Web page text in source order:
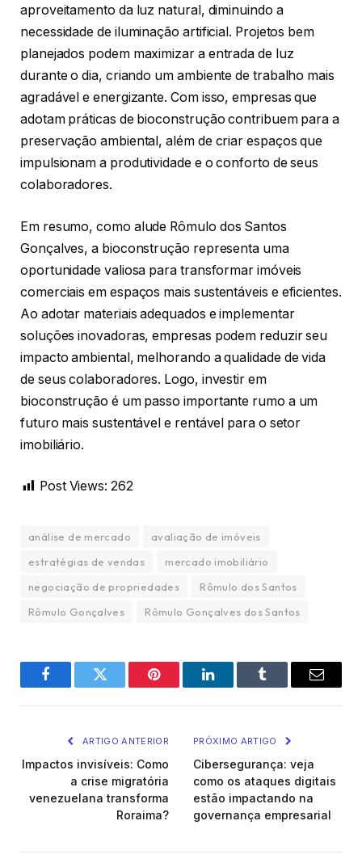
aproveitamento da luz natural, diminuindo a
necessidade de iluminação artificial. Projetos bem
planejados podem maximizar a entrada de luz
durante o dia, criando um ambiente de trabalho mais
agradável e energizante. Com isso, empresas que
adotam práticas de bioconstrução contribuem para a
preservação ambiental, além de criar espaços que
impulsionam a produtividade e o conforto de seus
colaboradores.
Em resumo, como alude Rômulo dos Santos
Gonçalves, a bioconstrução representa uma
oportunidade valiosa para transformar imóveis
comerciais em espaços mais sustentáveis e eficientes.
Ao adotar materiais adequados e implementar
soluções inovadoras, empresas podem reduzir seu
impacto ambiental, melhorando a qualidade de vida
de seus colaboradores. Logo, investir em
bioconstrução é um passo importante rumo a um
futuro mais sustentável e rentável para o setor
imobiliário.
Post Views: 262
análise de mercado
avaliação de imóveis
estratégias de vendas
mercado imobiliário
negociação de propriedades
Rômulo dos Santos
Rômulo Gonçalves
Rômulo Gonçalves dos Santos
FacebookTwitter Pinterest LinkedInTumblr Email
ARTIGO ANTERIOR
Impactos invisíveis: Como
a crise migratória
venezuelana transforma
Roraima?
PRÓXIMO ARTIGO
Cibersegurança: veja
como os ataques digitais
estão impactando na
governança empresarial